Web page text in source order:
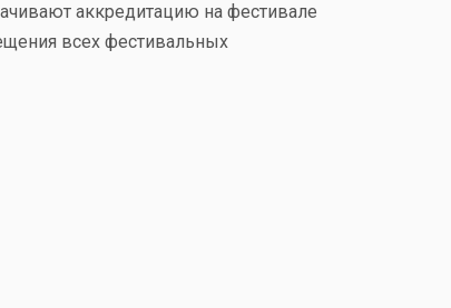
аккредитацию на фестивале
всех фестивальных